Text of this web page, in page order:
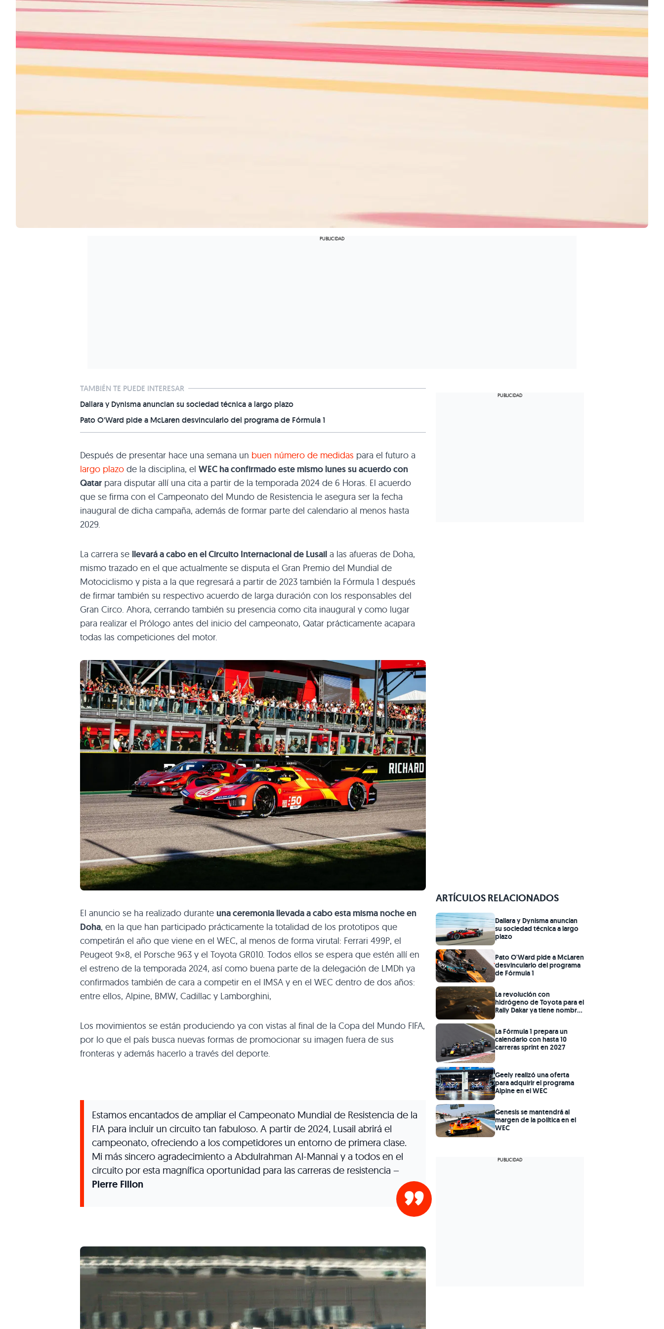
TAMBIÉN TE PUEDE INTERESAR
Dallara y Dynisma anuncian su sociedad técnica a largo plazo
Pato O'Ward pide a McLaren desvincularlo del programa de Fórmula 1
Después de presentar hace una semana un buen número de medidas para el futuro a
largo plazo de la disciplina, el WEC ha confirmado este mismo lunes su acuerdo con
Qatar para disputar allí una cita a partir de la temporada 2024 de 6 Horas. El acuerdo
que se firma con el Campeonato del Mundo de Resistencia le asegura ser la fecha
inaugural de dicha campaña, además de formar parte del calendario al menos hasta
2029.
La carrera se llevará a cabo en el Circuito Internacional de Lusail a las afueras de Doha,
mismo trazado en el que actualmente se disputa el Gran Premio del Mundial de
Motociclismo y pista a la que regresará a partir de 2023 también la Fórmula 1 después
de firmar también su respectivo acuerdo de larga duración con los responsables del
Gran Circo. Ahora, cerrando también su presencia como cita inaugural y como lugar
para realizar el Prólogo antes del inicio del campeonato, Qatar prácticamente acapara
todas las competiciones del motor.
El anuncio se ha realizado durante una ceremonia llevada a cabo esta misma noche en
Doha, en la que han participado prácticamente la totalidad de los prototipos que
competirán el año que viene en el WEC, al menos de forma virutal: Ferrari 499P, el
Peugeot 9×8, el Porsche 963 y el Toyota GR010. Todos ellos se espera que estén allí en
el estreno de la temporada 2024, así como buena parte de la delegación de LMDh ya
confirmados también de cara a competir en el IMSA y en el WEC dentro de dos años:
entre ellos, Alpine, BMW, Cadillac y Lamborghini,
Los movimientos se están produciendo ya con vistas al final de la Copa del Mundo FIFA,
por lo que el país busca nuevas formas de promocionar su imagen fuera de sus
fronteras y además hacerlo a través del deporte.
Estamos encantados de ampliar el Campeonato Mundial de Resistencia de la
FIA para incluir un circuito tan fabuloso. A partir de 2024, Lusail abrirá el
campeonato, ofreciendo a los competidores un entorno de primera clase.
Mi más sincero agradecimiento a Abdulrahman Al-Mannai y a todos en el
circuito por esta magnífica oportunidad para las carreras de resistencia –
Pierre Fillon
ARTÍCULOS RELACIONADOS
Dallara y Dynisma anuncian
su sociedad técnica a largo
plazo
Pato O'Ward pide a McLaren
desvincularlo del programa
de Fórmula 1
La revolución con
hidrógeno de Toyota para el
Rally Dakar ya tiene nombre:
La Fórmula 1 prepara un
calendario con hasta 10
carreras sprint en 2027
Geely realizó una oferta
para adquirir el programa
Alpine en el WEC
Genesis se mantendrá al
margen de la política en el
WEC